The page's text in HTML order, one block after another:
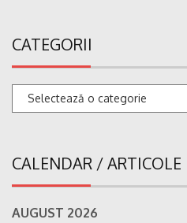
CATEGORII
Categorii
CALENDAR / ARTICOLE
AUGUST 2026